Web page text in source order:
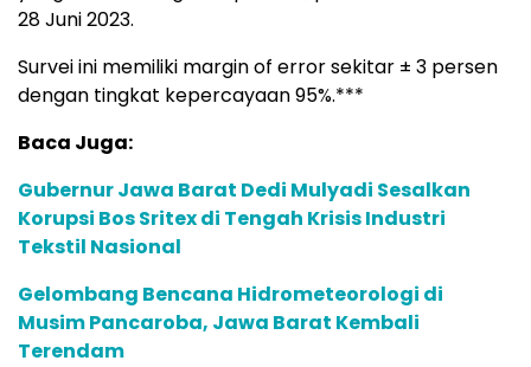
28 Juni 2023.
Survei ini memiliki margin of error sekitar ± 3 persen
dengan tingkat kepercayaan 95%.***
Baca Juga:
Gubernur Jawa Barat Dedi Mulyadi Sesalkan
Korupsi Bos Sritex di Tengah Krisis Industri
Tekstil Nasional
Gelombang Bencana Hidrometeorologi di
Musim Pancaroba, Jawa Barat Kembali
Terendam